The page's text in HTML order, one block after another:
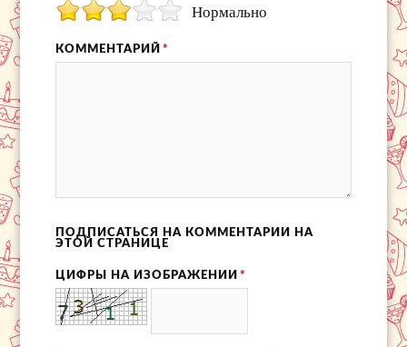
Нормально
КОММЕНТАРИЙ *
ПОДПИСАТЬСЯ НА КОММЕНТАРИИ НА
ЭТОЙ СТРАНИЦЕ
ЦИФРЫ НА ИЗОБРАЖЕНИИ *